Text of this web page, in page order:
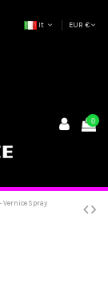
It EUR €
0
Vernice Spray